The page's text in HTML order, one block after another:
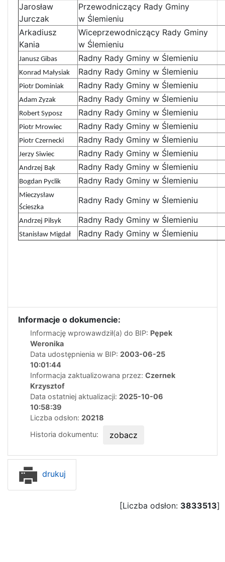
Jarosław
Jurczak
Przewodniczący Rady Gminy
w Ślemieniu
Arkadiusz
Kania
Wiceprzewodniczący Rady Gminy
w Ślemieniu
Janusz Gibas Radny Rady Gminy w Ślemieniu
Konrad Małysiak Radny Rady Gminy w Ślemieniu
Piotr Dominiak Radny Rady Gminy w Ślemieniu
Adam Zyzak Radny Rady Gminy w Ślemieniu
Robert Syposz Radny Rady Gminy w Ślemieniu
Piotr Mrowiec Radny Rady Gminy w Ślemieniu
Piotr Czernecki Radny Rady Gminy w Ślemieniu
Jerzy Siwiec Radny Rady Gminy w Ślemieniu
Andrzej Bąk Radny Rady Gminy w Ślemieniu
Bogdan Pyclik Radny Rady Gminy w Ślemieniu
Mieczysław
Ścieszka
Radny Rady Gminy w Ślemieniu
Andrzej Pilsyk Radny Rady Gminy w Ślemieniu
Stanisław Migdał Radny Rady Gminy w Ślemieniu
Informacje o dokumencie:
Informację wprowawdził(a) do BIP: Pępek
Weronika
Data udostępnienia w BIP: 2003-06-25
10:01:44
Informacja zaktualizowana przez: Czernek
Krzysztof
Data ostatniej aktualizacji: 2025-10-06
10:58:39
Liczba odsłon: 20218
Historia dokumentu:
zobacz
drukuj
[Liczba odsłon: 3833513]